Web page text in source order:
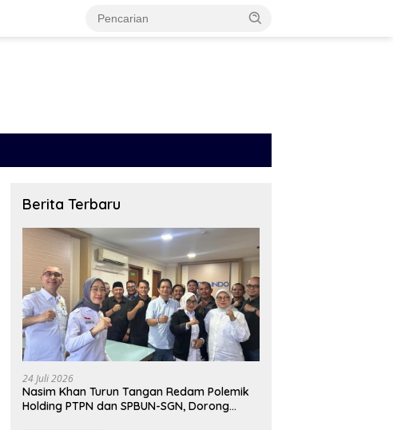
Berita Terbaru
24 Juli 2026
Nasim Khan Turun Tangan Redam Polemik
Holding PTPN dan SPBUN-SGN, Dorong